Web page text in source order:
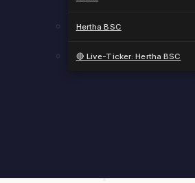
Hertha BSC
🔴 Live-Ticker: Hertha BSC